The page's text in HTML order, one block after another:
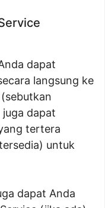
dapat
langsung ke
dapat
tertera
untuk
dapat Anda